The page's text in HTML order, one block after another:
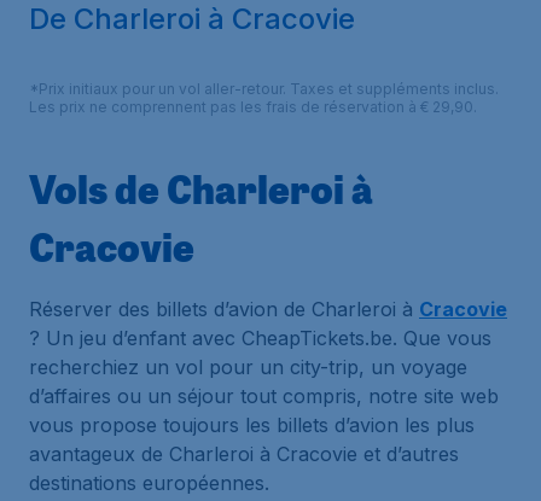
De Charleroi à Cracovie
*Prix initiaux pour un vol aller-retour. Taxes et suppléments inclus.
Les prix ne comprennent pas les frais de réservation à € 29,90.
Vols de Charleroi à
Cracovie
Réserver des billets d’avion de Charleroi à Cracovie
? Un jeu d’enfant avec CheapTickets.be. Que vous
recherchiez un vol pour un city-trip, un voyage
d’affaires ou un séjour tout compris, notre site web
vous propose toujours les billets d’avion les plus
avantageux de Charleroi à Cracovie et d’autres
destinations européennes.